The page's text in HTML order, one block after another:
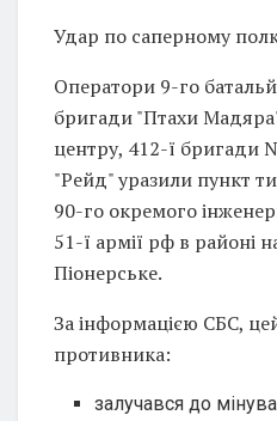
Удар по саперному
Оператори 9-го
бригади "Птахи
центру, 412-ї бригади
"Рейд" уразили пункт
90-го окремого
51-ї армії рф в районі
Піонерське.
За інформацією СБС,
противника:
залучався до